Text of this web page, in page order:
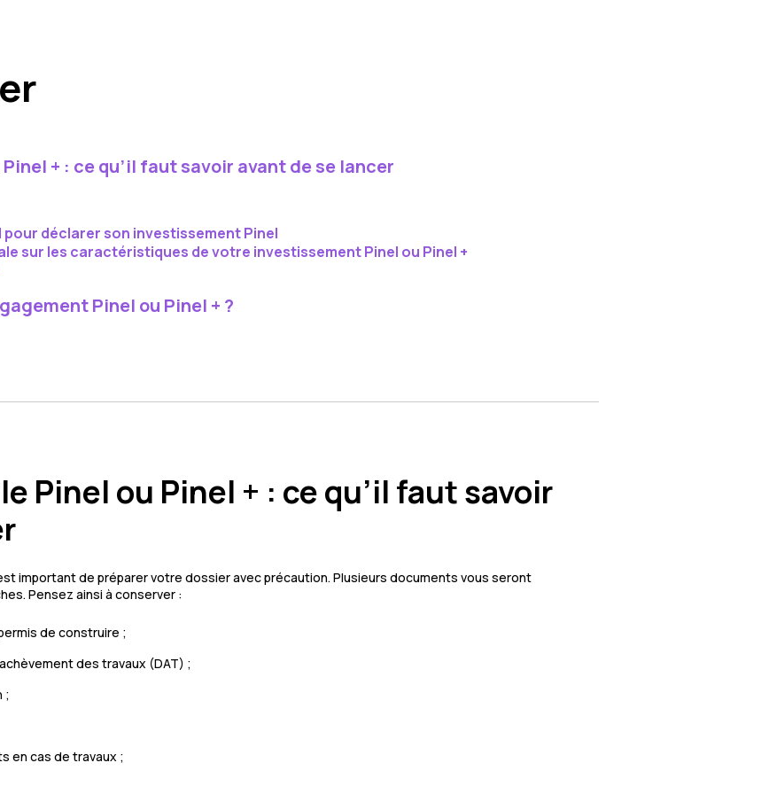
+ : ce qu’il faut savoir avant de se lancer
pour déclarer son investissement Pinel
sur les caractéristiques de votre investissement Pinel ou Pinel +
Pinel ou Pinel + ?
Pinel ou Pinel + : ce qu’il faut savoir
important de préparer votre dossier avec précaution. Plusieurs documents vous seront
Pensez ainsi à conserver :
de construire ;
des travaux (DAT) ;
;
en cas de travaux ;